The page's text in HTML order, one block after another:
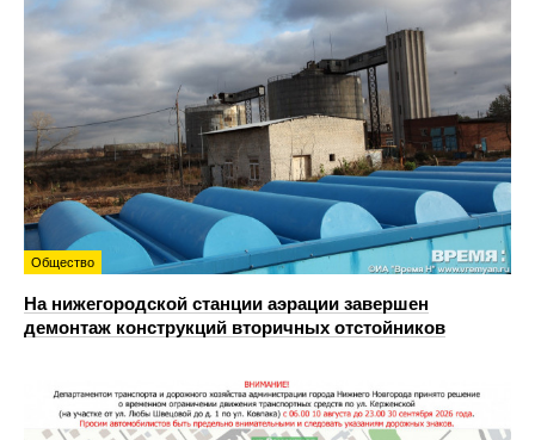
Общество
На нижегородской станции аэрации завершен
демонтаж конструкций вторичных отстойников